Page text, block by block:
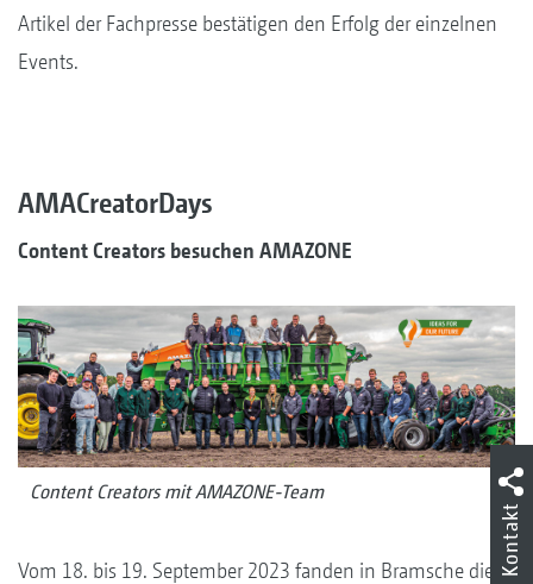
Artikel der Fachpresse bestätigen den Erfolg der einzelnen
Events.
AMACreatorDays
Content Creators besuchen AMAZONE
Content Creators mit AMAZONE-Team
Vom 18. bis 19. September 2023 fanden in Bramsche die Kontakt